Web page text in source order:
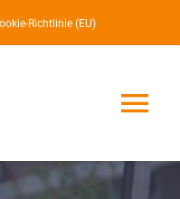
Richtlinie (EU)